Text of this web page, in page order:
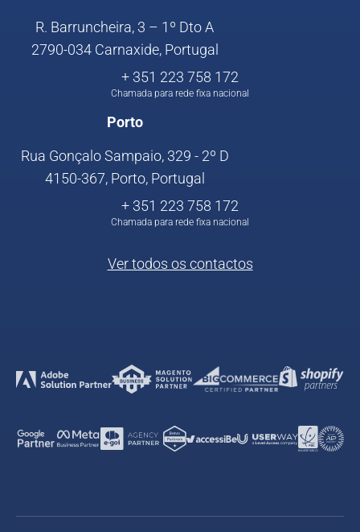
R. Barruncheira, 3 – 1º Dto A
2790-034 Carnaxide, Portugal
+ 351 223 758 172
Chamada para rede fixa nacional
Porto
Rua Gonçalo Sampaio, 329 - 2º D
4150-367, Porto, Portugal
+ 351 223 758 172
Chamada para rede fixa nacional
Ver todos os contactos